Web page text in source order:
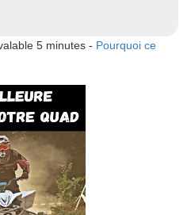
5 minutes - Pourquoi ce